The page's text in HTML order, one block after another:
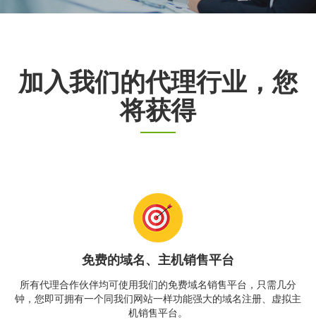
加入我们的代理行业，您
将获得
免费的域名、主机销售平台
所有代理合作伙伴均可使用我们的免费域名销售平台，只需几分
钟，您即可拥有一个同我们网站一样功能强大的域名注册、虚拟主
机销售平台。